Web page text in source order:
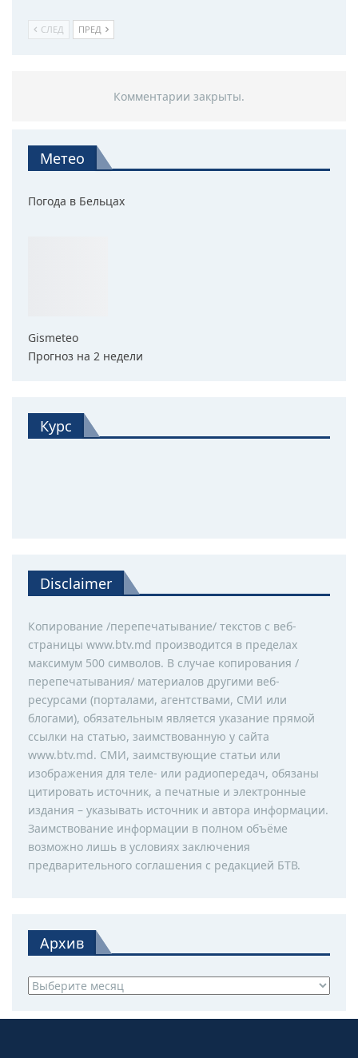
СЛЕД ПРЕД
Комментарии закрыты.
Метео
Погода в Бельцах
Gismeteo
Прогноз на 2 недели
Курс
Disclaimer
Копирование /перепечатывание/ текстов с веб-
страницы www.btv.md производится в пределах
максимум 500 символов. В случае копирования /
перепечатывания/ материалов другими веб-
ресурсами (порталами, агентствами, СМИ или
блогами), обязательным является указание прямой
ссылки на статью, заимствованную у сайта
www.btv.md. СМИ, заимствующие статьи или
изображения для теле- или радиопередач, обязаны
цитировать источник, а печатные и электронные
издания – указывать источник и автора информации.
Заимствование информации в полном объёме
возможно лишь в условиях заключения
предварительного соглашения с редакцией БТВ.
Архив
Архив